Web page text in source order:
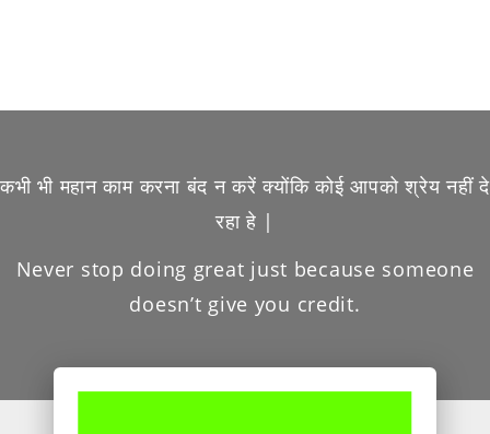
कभी भी महान काम करना बंद न करें क्योंकि कोई आपको श्रेय नहीं दे
रहा हे |
Never stop doing great just because someone
doesn’t give you credit.